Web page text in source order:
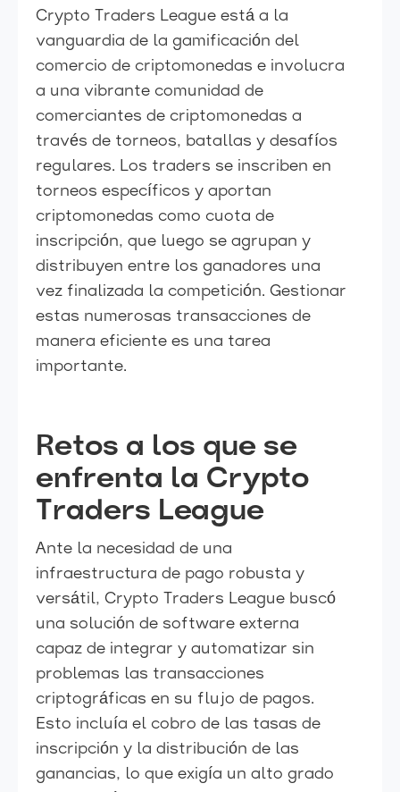
Crypto Traders League está a la
vanguardia de la gamificación del
comercio de criptomonedas e involucra
a una vibrante comunidad de
comerciantes de criptomonedas a
través de torneos, batallas y desafíos
regulares. Los traders se inscriben en
torneos específicos y aportan
criptomonedas como cuota de
inscripción, que luego se agrupan y
distribuyen entre los ganadores una
vez finalizada la competición. Gestionar
estas numerosas transacciones de
manera eficiente es una tarea
importante.
Retos a los que se
enfrenta la Crypto
Traders League
Ante la necesidad de una
infraestructura de pago robusta y
versátil, Crypto Traders League buscó
una solución de software externa
capaz de integrar y automatizar sin
problemas las transacciones
criptográficas en su flujo de pagos.
Esto incluía el cobro de las tasas de
inscripción y la distribución de las
ganancias, lo que exigía un alto grado